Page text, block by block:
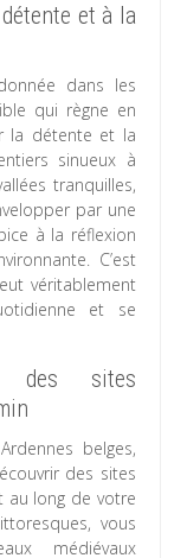
et à la
dans les
qui règne en
la détente et la
sinueux à
tranquilles,
par une
à la réflexion
C’est
véritablement
et se
des sites
belges,
des sites
au long de votre
vous
médiévaux